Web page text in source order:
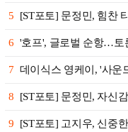
5 [ST포토] 문정민, 힘찬
6 '호프', 글로벌 순항…
7 데이식스 영케이, '사
8 [ST포토] 문정민, 자신
9 [ST포토] 고지우, 신중